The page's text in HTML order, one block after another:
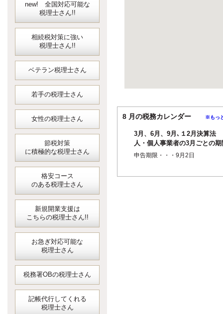
new! 全国対応可能な
税理士さん!!
相続税対策に強い
税理士さん!!
ベテラン税理士さん
若手の税理士さん
女性の税理士さん
節税対策
に積極的な税理士さん
格安コース
のある税理士さん
新規開業支援は
こちらの税理士さん!!
お急ぎ対応可能な
税理士さん
税務署OBの税理士さん
記帳代行してくれる
税理士さん
8 月の税務カレンダー ※もっ
3月、6月、9月､１2月決算法
人・個人事業者の3月ごとの期
短縮に係る確定申告＜消費税
申告期限・・・9月2日